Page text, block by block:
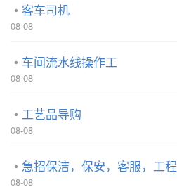
客车司机
08-08
车间流水线操作工
08-08
工艺品导购
08-08
急招保洁，保安，客服，工程
08-08